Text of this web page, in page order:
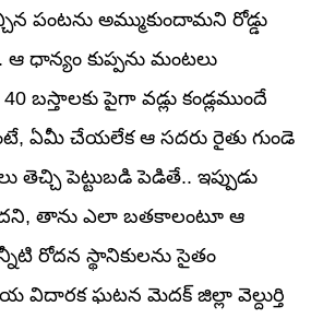
పంటను అమ్ముకుందామని రోడ్డు
ఆ ధాన్యం కుప్పను మంటలు
పైగా వడ్లు కండ్లముందే
ఏమీ చేయలేక ఆ సదరు రైతు గుండె
తెచ్చి పెట్టుబడి పెడితే.. ఇప్పుడు
తాను ఎలా బతకాలంటూ ఆ
రోదన స్థానికులను సైతం
విదారక ఘటన మెదక్ జిల్లా వెల్దుర్తి